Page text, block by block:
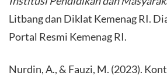
Litbang dan Diklat Kemenag RI.
Portal Resmi Kemenag RI.
​Nurdin, A., & Fauzi, M. (2023).